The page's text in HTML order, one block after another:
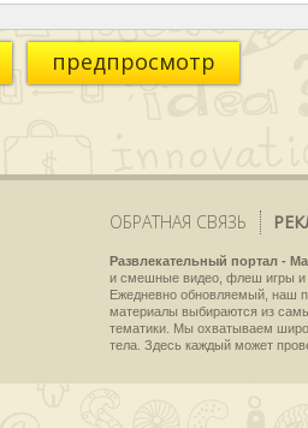
предпросмотр
ОБРАТНАЯ СВЯЗЬ
Развлекательный портал -
и смешные видео, флеш игры и
Ежедневно обновляемый, наш
материалы выбираются из
тематики. Мы охватываем
тела. Здесь каждый может